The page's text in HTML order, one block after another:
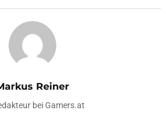
Reiner
bei Gamers.at